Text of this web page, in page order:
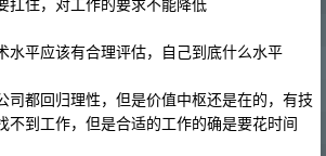
水平应该有合理评估，自己到底什么水平
司都回归理性，但是价值中枢还是在的，有技
不到工作，但是合适的工作的确是要花时间